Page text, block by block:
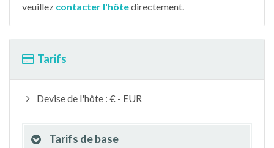
veuillez contacter l'hôtedirectement.
Tarifs
Devise de l'hôte : € - EUR
Tarifs de base